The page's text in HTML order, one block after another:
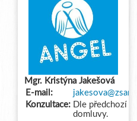
Mgr. Kristýna Jakešová
E-mail:
Konzultace: Dle předchozí
domluvy.